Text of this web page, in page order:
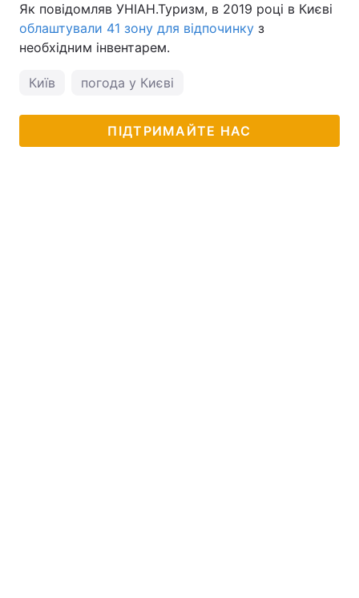
Як повідомляв УНІАН.Туризм, в 2019 році в Києві
облаштували 41 зону для відпочинку з
необхідним інвентарем.
Київ погода у Києві
ПІДТРИМАЙТЕ НАС